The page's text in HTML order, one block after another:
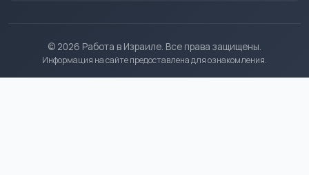
© 2026 Работа в Израиле. Все права защищены.
Информация на сайте предоставлена для ознакомления.